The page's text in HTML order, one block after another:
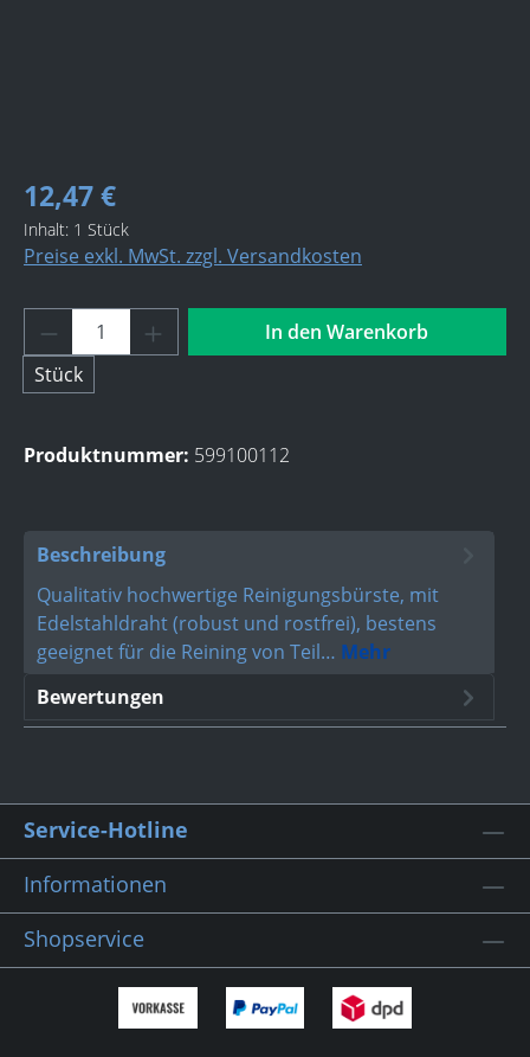
12,47 €
Inhalt: 1 Stück
Preise exkl. MwSt. zzgl. Versandkosten
Produkt Anzahl: Gib den gewünschten
Stück
In den Warenkorb
Produktnummer: 599100112
Beschreibung
Qualitativ hochwertige Reinigungsbürste, mit
Edelstahldraht (robust und rostfrei), bestens
geeignet für die Reining von Teil… Mehr
Bewertungen
Service-Hotline
Informationen
Shopservice